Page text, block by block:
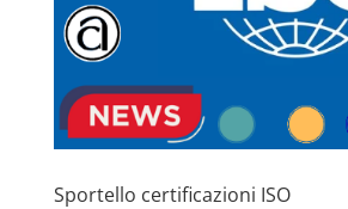
Sportello certificazioni ISO